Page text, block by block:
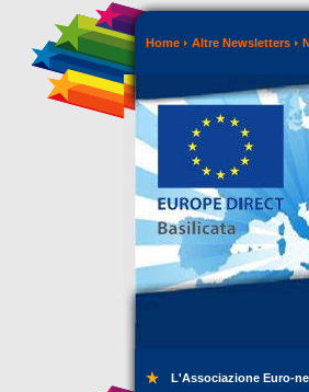
Home Altre Newsletters
L'Associazione Euro-